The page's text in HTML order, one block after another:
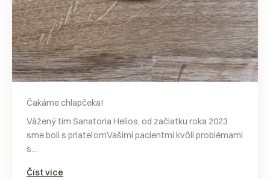
Čakáme chlapčeka!
Vážený tím Sanatoria Helios, od začiatku roka 2023
sme boli s priateľomVašimi pacientmi kvôli problémami
s…
Číst více